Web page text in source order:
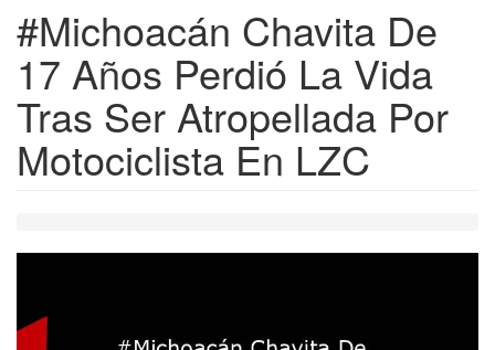
#Michoacán Chavita De
17 Años Perdió La Vida
Tras Ser Atropellada Por
Motociclista En LZC